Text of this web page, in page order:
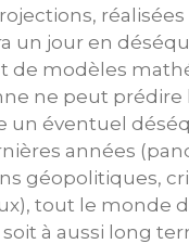
un jour en
de modèles
ne peut prédire
un éventuel
années
géopolitiques,
tout le monde
à aussi long